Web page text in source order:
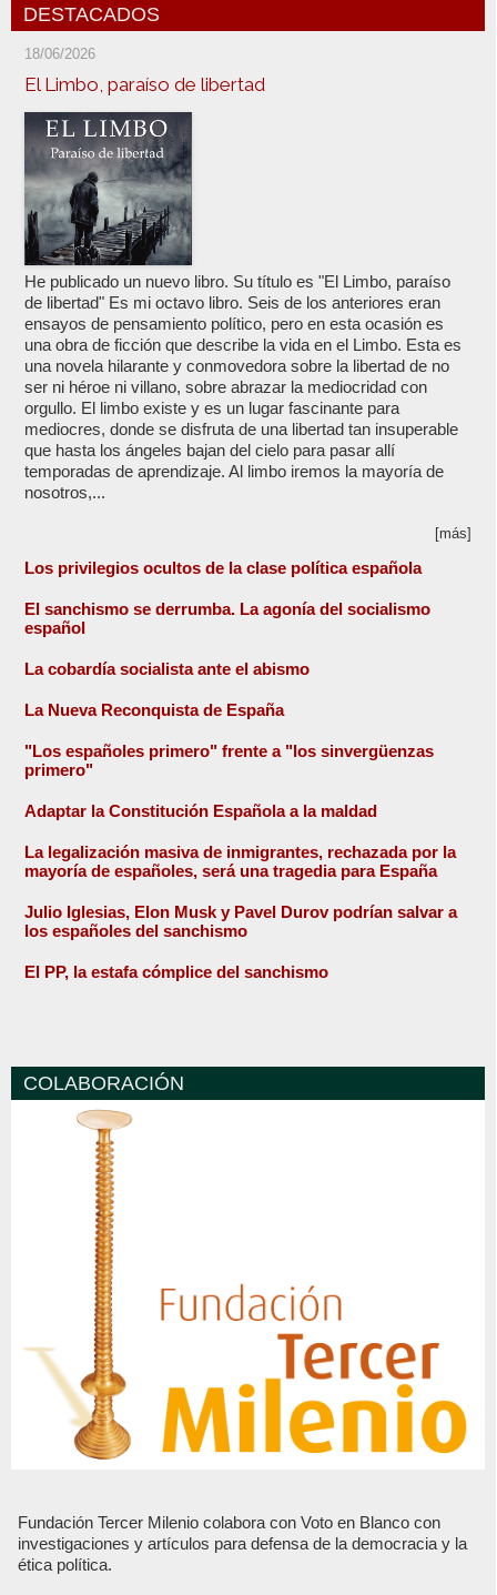
DESTACADOS
18/06/2026
El Limbo, paraíso de libertad
He publicado un nuevo libro. Su título es "El Limbo, paraíso
de libertad" Es mi octavo libro. Seis de los anteriores eran
ensayos de pensamiento político, pero en esta ocasión es
una obra de ficción que describe la vida en el Limbo. Esta es
una novela hilarante y conmovedora sobre la libertad de no
ser ni héroe ni villano, sobre abrazar la mediocridad con
orgullo. El limbo existe y es un lugar fascinante para
mediocres, donde se disfruta de una libertad tan insuperable
que hasta los ángeles bajan del cielo para pasar allí
temporadas de aprendizaje. Al limbo iremos la mayoría de
nosotros,...
[más]
Los privilegios ocultos de la clase política española
El sanchismo se derrumba. La agonía del socialismo
español
La cobardía socialista ante el abismo
La Nueva Reconquista de España
"Los españoles primero" frente a "los sinvergüenzas
primero"
Adaptar la Constitución Española a la maldad
La legalización masiva de inmigrantes, rechazada por la
mayoría de españoles, será una tragedia para España
Julio Iglesias, Elon Musk y Pavel Durov podrían salvar a
los españoles del sanchismo
El PP, la estafa cómplice del sanchismo
COLABORACIÓN
Fundación Tercer Milenio colabora con Voto en Blanco con
investigaciones y artículos para defensa de la democracia y la
ética política.